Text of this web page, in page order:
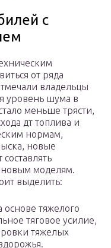
с
от ряда
владельцы
уровень шума в
меньше трясти,
дт топлива и
нормам,
новые
моделям.
выделить:
тяжелого
тяговое усилие,
тяжелых